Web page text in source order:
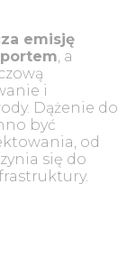
emisję
, a
i
Dążenie do
być
od
się do